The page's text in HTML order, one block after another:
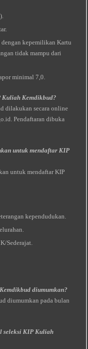
kepemilikan Kartu
tidak mampu dari
minimal 7,0.
Kuliah Kemdikbud?
dilakukan secara online
Pendaftaran dibuka
untuk mendaftar KIP
untuk mendaftar KIP
kependudukan.
Sederajat.
diumumkan?
diumumkan pada bulan
seleksi KIP Kuliah